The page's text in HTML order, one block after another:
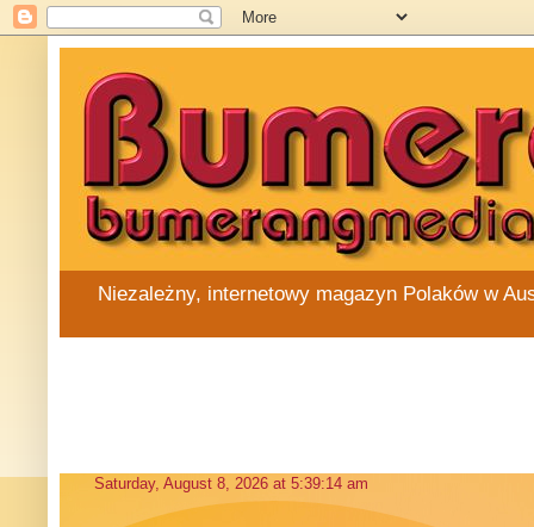
Niezależny, internetowy magazyn Polaków w